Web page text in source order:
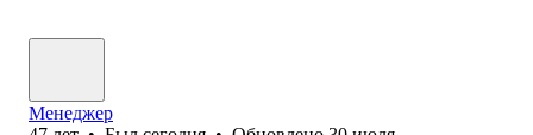
Менеджер